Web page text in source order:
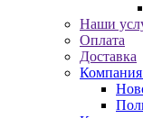
Наши
Оплата
Доставка
Компания